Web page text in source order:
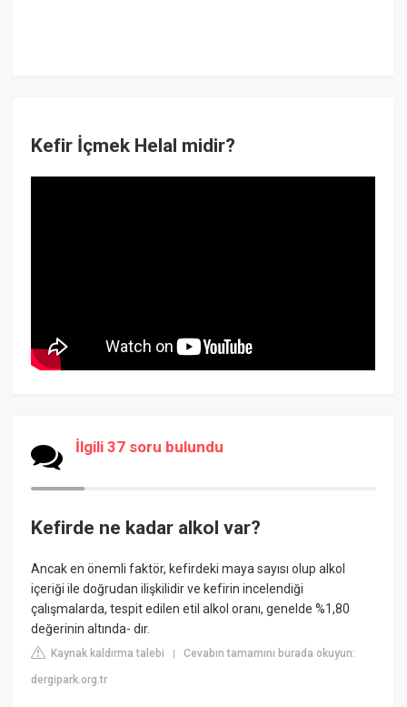
Kefir İçmek Helal midir?
İlgili 37 soru bulundu
Kefirde ne kadar alkol var?
Ancak en önemli faktör, kefirdeki maya sayısı olup alkol
içeriği ile doğrudan ilişkilidir ve kefirin incelendiği
çalışmalarda, tespit edilen etil alkol oranı, genelde %1,80
değerinin altında- dır.
Kaynak kaldırma talebi |Cevabın tamamını burada okuyun:
dergipark.org.tr